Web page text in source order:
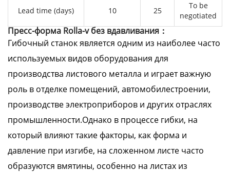
Lead time (days) 10 25
To be
negotiated
Пресс-форма Rolla-v без вдавливания：
Гибочный станок является одним из наиболее часто
используемых видов оборудования для
производства листового металла и играет важную
роль в отделке помещений, автомобилестроении,
производстве электроприборов и других отраслях
промышленности.Однако в процессе гибки, на
который влияют такие факторы, как форма и
давление при изгибе, на сложенном листе часто
образуются вмятины, особенно на листах из